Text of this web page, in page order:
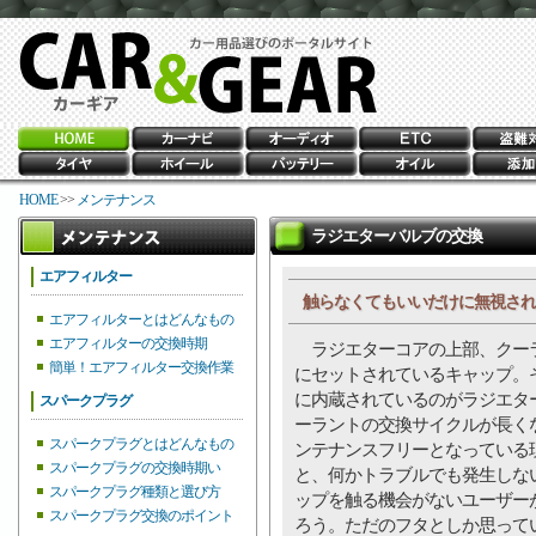
HOME>> メンテナンス
エアフィルター
エアフィルターとはどんなもの
エアフィルターの交換時期
簡単！エアフィルター交換作業
スパークプラグ
スパークプラグとはどんなもの
スパークプラグの交換時期い
スパークプラグ種類と選び方
スパークプラグ交換のポイント
ラジエターバルブの交換
触らなくてもいいだけに無視さ
ラジエターコアの上部、クー
にセットされているキャップ。
に内蔵されているのがラジエタ
ーラントの交換サイクルが長く
ンテナンスフリーとなっている
と、何かトラブルでも発生しな
ップを触る機会がないユーザー
ろう。ただのフタとしか思って